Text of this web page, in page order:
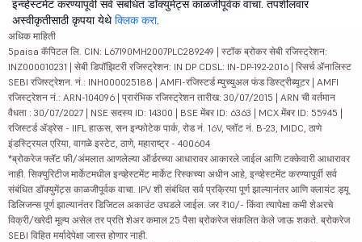
इन्व्हेस्टमेंट करण्यापूर्वी सर्व संबंधित डॉक्युमेंट्स काळजीपूर्वक वाचा. तपशीलवार
अस्वीकृतीसाठी कृपया येथेक्लिक करा.
अधिक माहिती
5paisa कॅपिटल लि. CIN: L67190MH2007PLC289249 | स्टॉक ब्रोकर सेबी रजिस्ट्रेशन:
INZ000010231 | सेबी डिपॉझिटरी रजिस्ट्रेशन: IN DP CDSL: IN-DP-192-2016 | रिसर्च ॲनालिस्ट
SEBI रजिस्ट्रेशन. नं.: INH000025188 | AMFI-रजिस्टर्ड म्युच्युअल फंड डिस्ट्रीब्यूटर | AMFI
रजिस्ट्रेशन नं.: ARN-104096 | प्रारंभिक रजिस्ट्रेशन तारीख: 30/07/2015 | ARN ची वर्तमान
वैधता : 30/07/2027 | NSE सदस्य ID: 14300 | BSE मेंबर ID: 6363 | MCX मेंबर ID: 55945 |
रजिस्टर्ड ॲड्रेस - IIFL हाऊस, सन इन्फोटेक पार्क, रोड नं. 16V, प्लॉट नं. B-23, MIDC, ठाणे
इंडस्ट्रियल एरिया, वागळे इस्टेट, ठाणे, महाराष्ट्र - 400604
*ब्रोकरेज फ्लॅट फी/अंमलात आणलेल्या ऑर्डरच्या आधारावर आकारले जाईल आणि टक्केवारी आधारावर
नाही. सिक्युरिटीज मार्केटमधील इन्व्हेस्टमेंट मार्केट रिस्कच्या अधीन आहे, इन्व्हेस्टमेंट करण्यापूर्वी सर्व
संबंधित डॉक्युमेंट्स काळजीपूर्वक वाचा. IPV शी संबंधित सर्व प्रक्रिया पूर्ण झाल्यानंतर आणि क्लायंट ड्यू
डिलिजन्स पूर्ण झाल्यानंतर डिजिटल अकाउंट उघडले जाईल. जर ₹10/- किंवा त्यापेक्षा कमी शेअरचे
विक्री/खरेदी मूल्य असेल तर प्रति शेअर कमाल 25 पैसा ब्रोकरेज संकलित केले जाऊ शकते. ब्रोकरेज
SEBI विहित मर्यादेपेक्षा जास्त होणार नाही.